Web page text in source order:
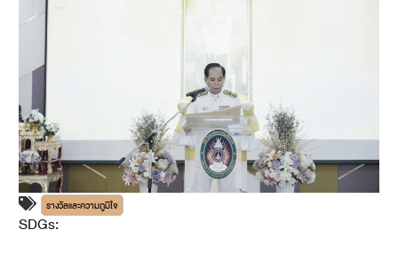
รางวัลและความภูมิใจ
SDGs: